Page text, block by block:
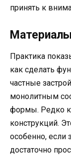
принять к
Практика
как сделать
частные
монолитным
формы. Редко
конструкций.
особенно, если
достаточно